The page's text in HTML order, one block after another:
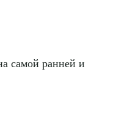
самой ранней и